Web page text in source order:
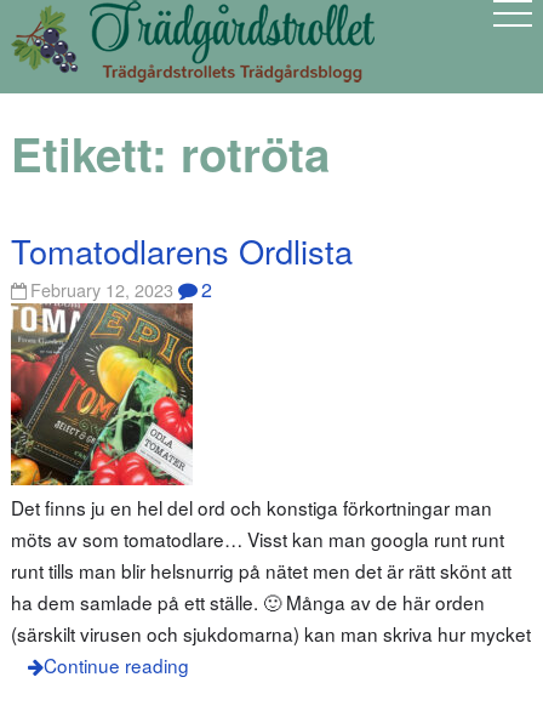
Etikett: rotröta
Tomatodlarens Ordlista
February 12, 2023 2
Det finns ju en hel del ord och konstiga förkortningar man
möts av som tomatodlare… Visst kan man googla runt runt
runt tills man blir helsnurrig på nätet men det är rätt skönt att
ha dem samlade på ett ställe. 🙂 Många av de här orden
(särskilt virusen och sjukdomarna) kan man skriva hur mycket
Continue reading